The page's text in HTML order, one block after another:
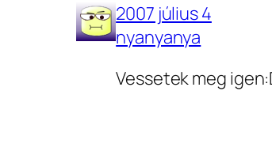
2007 július 4
nyanyanya
Vessetek meg